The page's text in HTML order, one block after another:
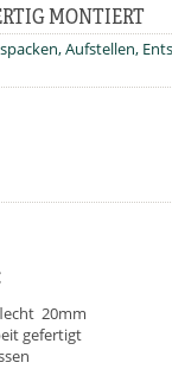
MONTIERT
Aufstellen,
20mm
gefertigt